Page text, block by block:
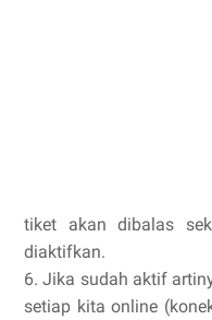
tiket akan dibalas
diaktifkan.
6. Jika sudah aktif
setiap kita online